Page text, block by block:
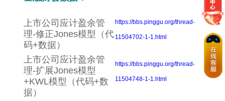
上市公司应计盈余管
理-修正Jones模型（代
码+数据）
https://bbs.pinggu.org/thread-
11504702-1-1.html
上市公司应计盈余管
理-扩展Jones模型
+KWL模型（代码+数
据）
https://bbs.pinggu.org/thread-
11504748-1-1.html